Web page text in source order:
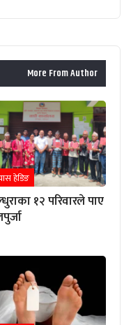
More From Author
हेडिङ
१२ परिवारले पाए